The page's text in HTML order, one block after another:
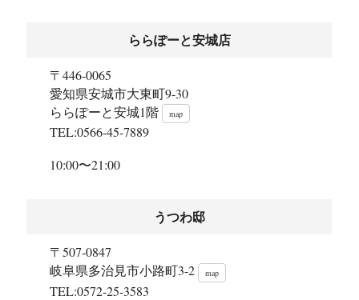
ららぽーと安城店
〒446-0065
愛知県安城市大東町9-30
ららぽーと安城1階
map
TEL:0566-45-7889
10:00〜21:00
うつわ邸
〒507-0847
岐阜県多治見市小路町3-2
map
TEL:0572-25-3583